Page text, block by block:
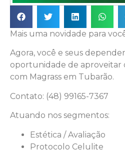
Mais uma novidade para
Agora, você e seus
oportunidade de aproveitar
com Magrass em Tubarão.
Contato: (48) 99165-7367
Atuando nos segmentos:
Estética / Avaliação
Protocolo Celulite